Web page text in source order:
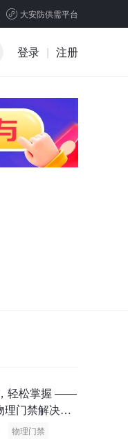
大安防供需平台
登录 | 注册
轻松掌握 ——
理门禁解决方
动智慧安全新
物理门禁